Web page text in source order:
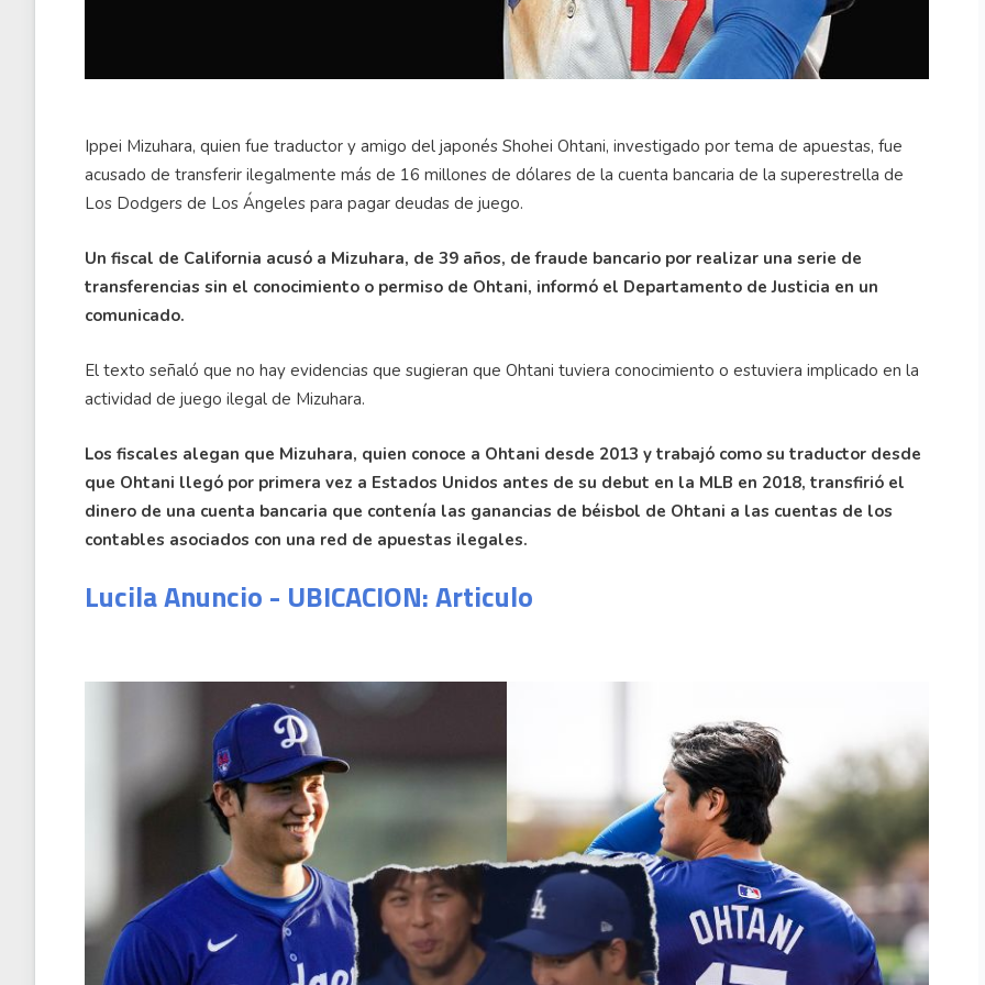
Ippei Mizuhara, quien fue traductor y amigo del japonés Shohei Ohtani, investigado por tema de apuestas, fue
acusado de transferir ilegalmente más de 16 millones de dólares de la cuenta bancaria de la superestrella de
Los Dodgers de Los Ángeles para pagar deudas de juego.
Un fiscal de California acusó a Mizuhara, de 39 años, de fraude bancario por realizar una serie de
transferencias sin el conocimiento o permiso de Ohtani, informó el Departamento de Justicia en un
comunicado.
El texto señaló que no hay evidencias que sugieran que Ohtani tuviera conocimiento o estuviera implicado en la
actividad de juego ilegal de Mizuhara.
Los fiscales alegan que Mizuhara, quien conoce a Ohtani desde 2013 y trabajó como su traductor desde
que Ohtani llegó por primera vez a Estados Unidos antes de su debut en la MLB en 2018, transfirió el
dinero de una cuenta bancaria que contenía las ganancias de béisbol de Ohtani a las cuentas de los
contables asociados con una red de apuestas ilegales.
Lucila Anuncio - UBICACION: Articulo